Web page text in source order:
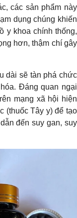
các sản phẩm này
dụng chúng khiến
y khoa chính thống,
hơn, thậm chí gây
dài sẽ tàn phá chức
Đáng quan ngại
mạng xã hội hiện
(thuốc Tây y) để tạo
đến suy gan, suy